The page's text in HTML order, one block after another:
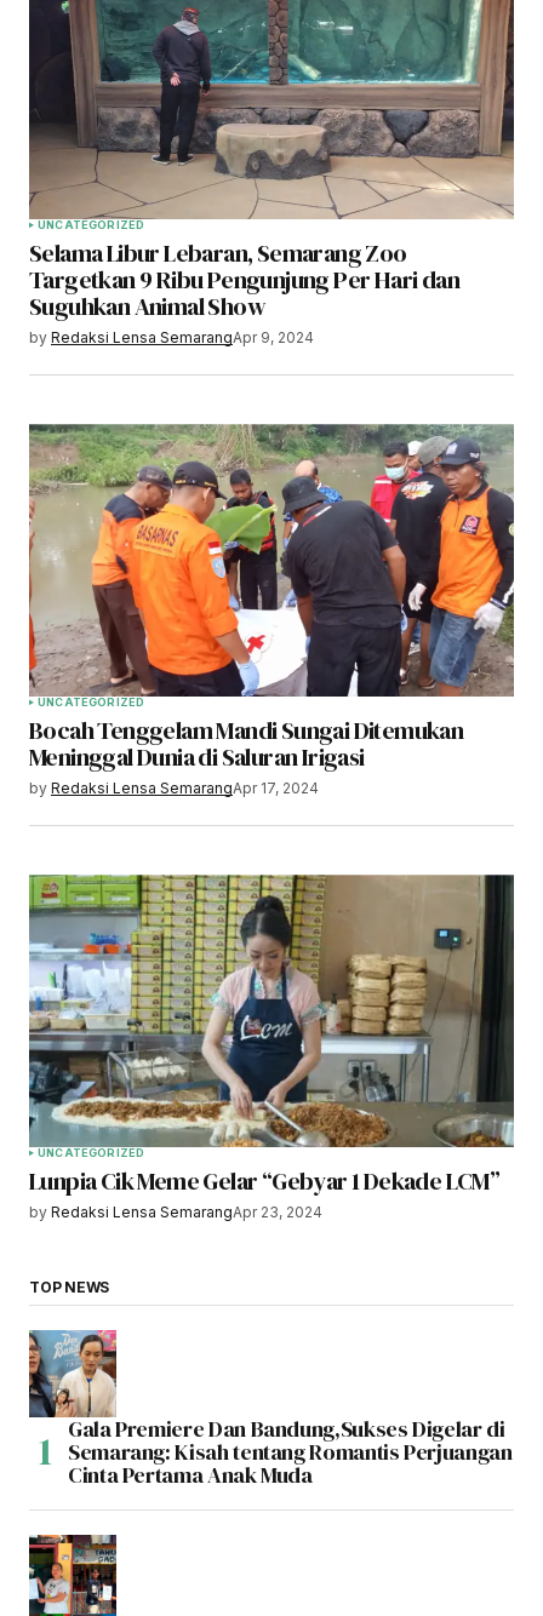
UNCATEGORIZED
Selama Libur Lebaran, Semarang Zoo
Targetkan 9 Ribu Pengunjung Per Hari dan
Suguhkan Animal Show
by Redaksi Lensa SemarangApr 9, 2024
UNCATEGORIZED
Bocah Tenggelam Mandi Sungai Ditemukan
Meninggal Dunia di Saluran Irigasi
by Redaksi Lensa SemarangApr 17, 2024
UNCATEGORIZED
Lunpia Cik Meme Gelar “Gebyar 1 Dekade LCM”
by Redaksi Lensa SemarangApr 23, 2024
TOP NEWS
Gala Premiere Dan Bandung,Sukses Digelar di
Semarang: Kisah tentang Romantis Perjuangan
Cinta Pertama Anak Muda